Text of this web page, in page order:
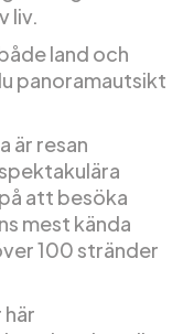
liv.
land och
panoramautsikt
är resan
att besöka
mest kända
100 stränder